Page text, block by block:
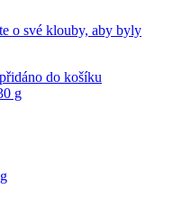
o své klouby, aby byly
do košíku